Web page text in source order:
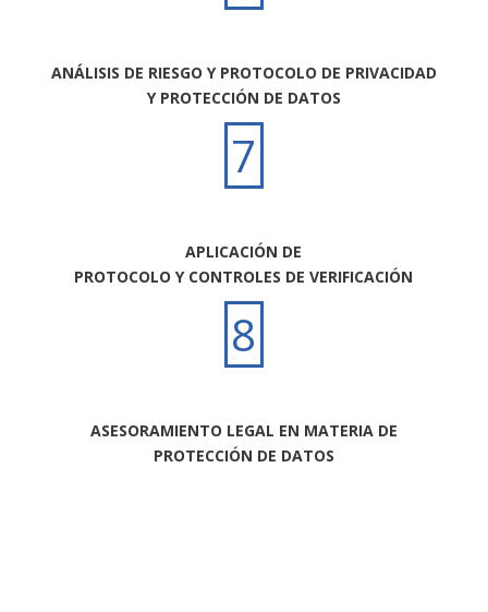
ANÁLISIS DE RIESGO Y PROTOCOLO DE PRIVACIDAD
Y PROTECCIÓN DE DATOS
7
APLICACIÓN DE
PROTOCOLO Y CONTROLES DE VERIFICACIÓN
8
ASESORAMIENTO LEGAL EN MATERIA DE
PROTECCIÓN DE DATOS